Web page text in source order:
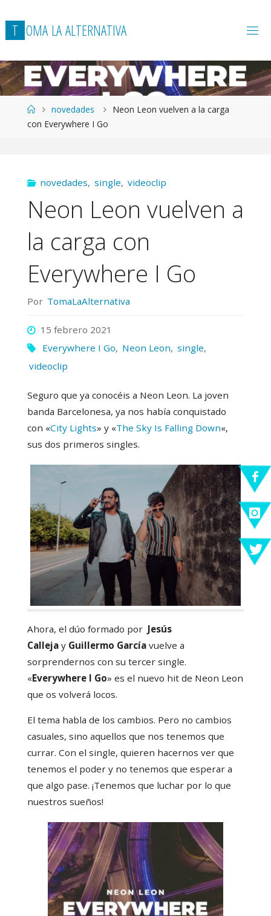
T OMA LAALTERNATIVA
Página
de
novedades
Neon Leon vuelven a la carga
con Everywhere I Go
novedades, single, videoclip
Neon Leon vuelven a
la carga con
Everywhere I Go
Por TomaLaAlternativa
15 febrero 2021
Everywhere I Go, Neon Leon, single,
videoclip
Seguro que ya conocéis a Neon Leon. La joven
banda Barcelonesa, ya nos había conquistado
con «City Lights» y «The Sky Is Falling Down«,
sus dos primeros singles.
Ahora, el dúo formado por Jesús
Callejay Guillermo García vuelve a
sorprendernos con su tercer single.
«Everywhere I Go» es el nuevo hit de Neon Leon
que os volverá locos.
El tema habla de los cambios. Pero no cambios
casuales, sino aquellos que nos tenemos que
currar. Con el single, quieren hacernos ver que
tenemos el poder y no tenemos que esperar a
que algo pase. ¡Tenemos que luchar por lo que
nuestros sueños!